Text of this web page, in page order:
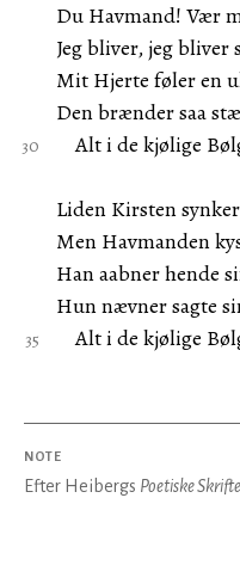
Du Havmand! Vær
Jeg bliver, jeg bliver
Mit Hjerte føler en
Den brænder saa
Alt i de kjølige
Liden Kirsten
Men Havmanden
Han aabner hende
Hun nævner sagte
Alt i de kjølige
NOTE
Efter Heibergs Poetiske